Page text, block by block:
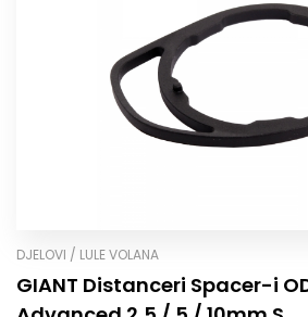
DJELOVI / LULE VOLANA
GIANT Distanceri Spacer-i OD2 TCR